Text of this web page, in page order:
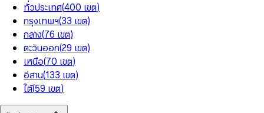
ทั่วประเทศ(400 เขต)
กรุงเทพฯ(33 เขต)
กลาง(76 เขต)
ตะวันออก(29 เขต)
เหนือ(70 เขต)
อีสาน(133 เขต)
ใต้(59 เขต)